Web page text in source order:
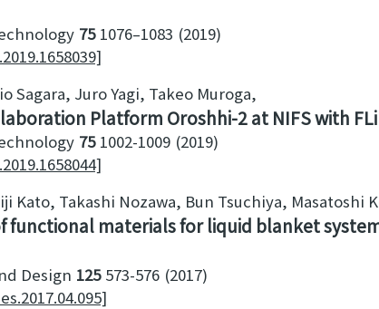
75 1076–1083 2019
Sagara, Juro Yagi, Takeo Muroga
Platform Oroshhi-2 at NIFS with
75 1002-1009 2019
Kato, Takashi Nozawa, Bun Tsuchiya, Masatoshi
functional materials for liquid blanket
Design 125 573-576 2017